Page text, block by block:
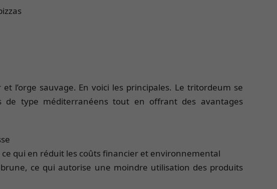
l’orge sauvage. En voici les principales. Le tritordeum se
type méditerranéens tout en offrant des avantages
ce qui en réduit les coûts financier et environnemental
ce qui autorise une moindre utilisation des produits